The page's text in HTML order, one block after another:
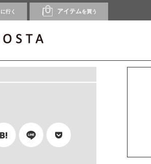
に行く アイテムを買う